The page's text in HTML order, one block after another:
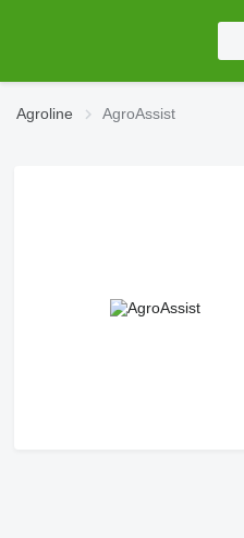
Agroline AgroAssist